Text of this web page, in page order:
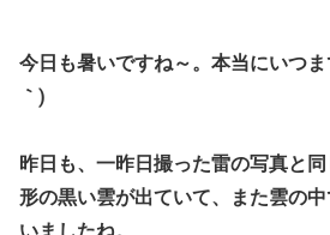
今日も暑いですね～。本当にいつま
｀)
昨日も、一昨日撮った雷の写真と
形の黒い雲が出ていて、また雲の